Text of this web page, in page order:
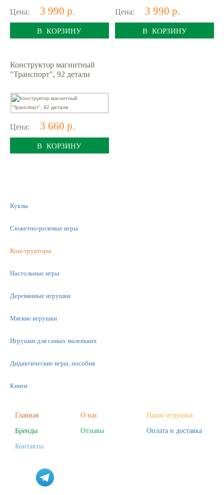
Цена: 3 990 р.
В КОРЗИНУ
Цена: 3 990 р.
В КОРЗИНУ
Конструктор магнитный
"Транспорт", 92 детали
Цена: 3 660 р.
В КОРЗИНУ
Куклы
Сюжетно-ролевые игры
Конструкторы
Настольные игры
Деревянные игрушки
Мягкие игрушки
Игрушки для самых маленьких
Дидактические игры, пособия
Книги
Фигурки
Наборы для творчества
Главная О нас
Наши игрушки
Бренды
Отзывы
Оплата и доставка
Контакты